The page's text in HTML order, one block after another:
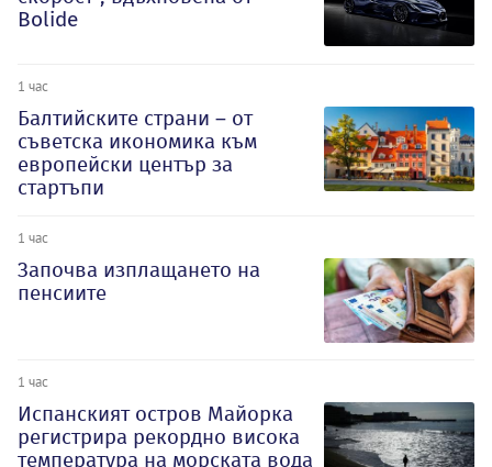
Bolide
1 час
Балтийските страни – от
съветска икономика към
европейски център за
стартъпи
1 час
Започва изплащането на
пенсиите
1 час
Испанският остров Майорка
регистрира рекордно висока
температура на морската вода